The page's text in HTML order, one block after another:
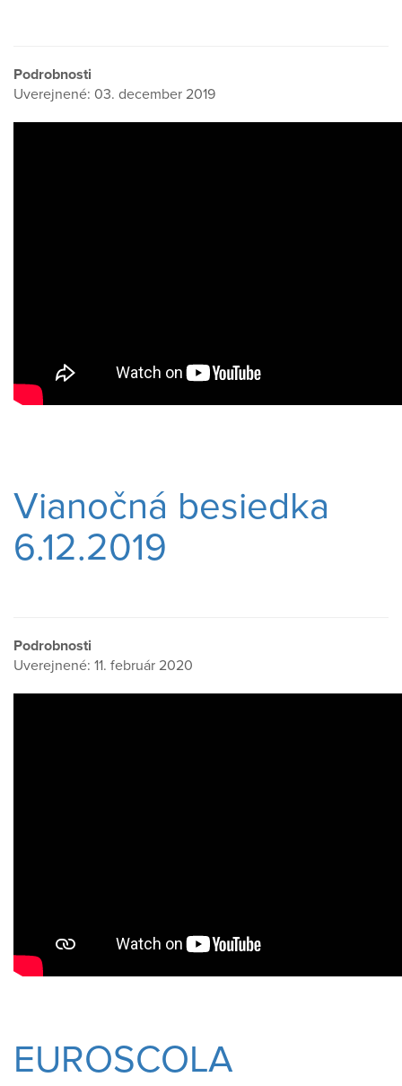
Podrobnosti
Uverejnené: 03. december 2019
Vianočná besiedka
6.12.2019
Podrobnosti
Uverejnené: 11. február 2020
EUROSCOLA